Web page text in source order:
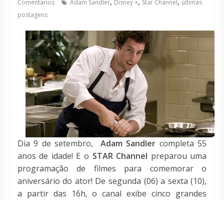
Comentários
Adam Sandler Disney + Star Channel últimas
postagens
Dia 9 de setembro, Adam Sandler completa 55
anos de idade! E o STAR Channel preparou uma
programação de filmes para comemorar o
aniversário do ator! De segunda (06) a sexta (10),
a partir das 16h, o canal exibe cinco grandes